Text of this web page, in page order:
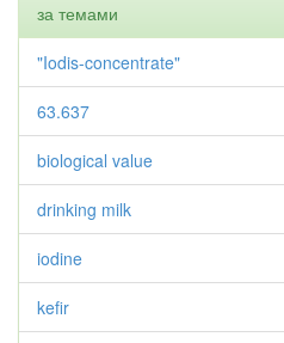
за темами
"Iodis-concentrate"
63.637
biological value
drinking milk
iodine
kefir